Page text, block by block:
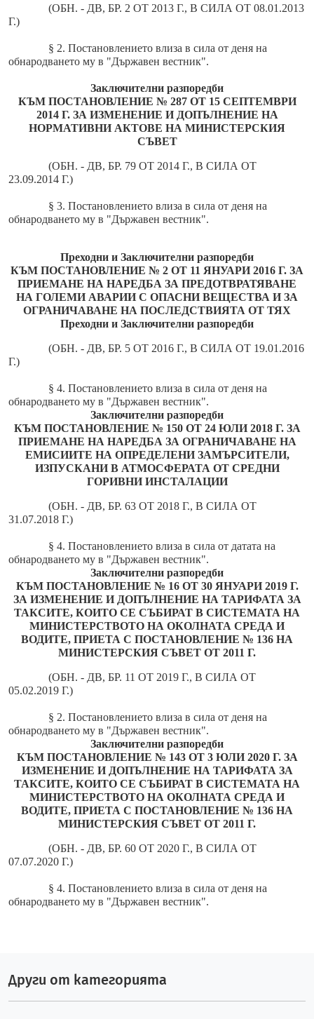
(ОБН. - ДВ, БР. 2 ОТ 2013 Г., В СИЛА ОТ 08.01.2013
Г.)
§ 2. Постановлението влиза в сила от деня на
обнародването му в "Държавен вестник".
Заключителни разпоредби
КЪМ ПОСТАНОВЛЕНИЕ № 287 ОТ 15 СЕПТЕМВРИ
2014 Г. ЗА ИЗМЕНЕНИЕ И ДОПЪЛНЕНИЕ НА
НОРМАТИВНИ АКТОВЕ НА МИНИСТЕРСКИЯ
СЪВЕТ
(ОБН. - ДВ, БР. 79 ОТ 2014 Г., В СИЛА ОТ
23.09.2014 Г.)
§ 3. Постановлението влиза в сила от деня на
обнародването му в "Държавен вестник".
Преходни и Заключителни разпоредби
КЪМ ПОСТАНОВЛЕНИЕ № 2 ОТ 11 ЯНУАРИ 2016 Г. ЗА
ПРИЕМАНЕ НА НАРЕДБА ЗА ПРЕДОТВРАТЯВАНЕ
НА ГОЛЕМИ АВАРИИ С ОПАСНИ ВЕЩЕСТВА И ЗА
ОГРАНИЧАВАНЕ НА ПОСЛЕДСТВИЯТА ОТ ТЯХ
Преходни и Заключителни разпоредби
(ОБН. - ДВ, БР. 5 ОТ 2016 Г., В СИЛА ОТ 19.01.2016
Г.)
§ 4. Постановлението влиза в сила от деня на
обнародването му в "Държавен вестник".
Заключителни разпоредби
КЪМ ПОСТАНОВЛЕНИЕ № 150 ОТ 24 ЮЛИ 2018 Г. ЗА
ПРИЕМАНЕ НА НАРЕДБА ЗА ОГРАНИЧАВАНЕ НА
ЕМИСИИТЕ НА ОПРЕДЕЛЕНИ ЗАМЪРСИТЕЛИ,
ИЗПУСКАНИ В АТМОСФЕРАТА ОТ СРЕДНИ
ГОРИВНИ ИНСТАЛАЦИИ
(ОБН. - ДВ, БР. 63 ОТ 2018 Г., В СИЛА ОТ
31.07.2018 Г.)
§ 4. Постановлението влиза в сила от датата на
обнародването му в "Държавен вестник".
Заключителни разпоредби
КЪМ ПОСТАНОВЛЕНИЕ № 16 ОТ 30 ЯНУАРИ 2019 Г.
ЗА ИЗМЕНЕНИЕ И ДОПЪЛНЕНИЕ НА ТАРИФАТА ЗА
ТАКСИТЕ, КОИТО СЕ СЪБИРАТ В СИСТЕМАТА НА
МИНИСТЕРСТВОТО НА ОКОЛНАТА СРЕДА И
ВОДИТЕ, ПРИЕТА С ПОСТАНОВЛЕНИЕ № 136 НА
МИНИСТЕРСКИЯ СЪВЕТ ОТ 2011 Г.
(ОБН. - ДВ, БР. 11 ОТ 2019 Г., В СИЛА ОТ
05.02.2019 Г.)
§ 2. Постановлението влиза в сила от деня на
обнародването му в "Държавен вестник".
Заключителни разпоредби
КЪМ ПОСТАНОВЛЕНИЕ № 143 ОТ 3 ЮЛИ 2020 Г. ЗА
ИЗМЕНЕНИЕ И ДОПЪЛНЕНИЕ НА ТАРИФАТА ЗА
ТАКСИТЕ, КОИТО СЕ СЪБИРАТ В СИСТЕМАТА НА
МИНИСТЕРСТВОТО НА ОКОЛНАТА СРЕДА И
ВОДИТЕ, ПРИЕТА С ПОСТАНОВЛЕНИЕ № 136 НА
МИНИСТЕРСКИЯ СЪВЕТ ОТ 2011 Г.
(ОБН. - ДВ, БР. 60 ОТ 2020 Г., В СИЛА ОТ
07.07.2020 Г.)
§ 4. Постановлението влиза в сила от деня на
обнародването му в "Държавен вестник".
Други от категорията